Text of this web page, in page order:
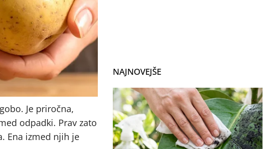
Je priročna,
odpadki. Prav zato
Ena izmed njih je
NAJNOVEJŠE